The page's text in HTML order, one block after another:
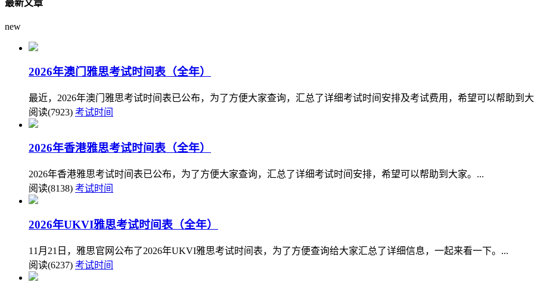
最新文章
new
2026年澳门雅思考试时间表（全年）
最近，2026年澳门雅思考试时间表已公布，为了方便大家查询，汇总了详细考试时间安排及考试费用，希望可以帮助到
阅读(7923) 考试时间
2026年香港雅思考试时间表（全年）
2026年香港雅思考试时间表已公布，为了方便大家查询，汇总了详细考试时间安排，希望可以帮助到大家。...
阅读(8138) 考试时间
2026年UKVI雅思考试时间表（全年）
11月21日，雅思官网公布了2026年UKVI雅思考试时间表，为了方便查询给大家汇总了详细信息，一起来看一下。...
阅读(6237) 考试时间